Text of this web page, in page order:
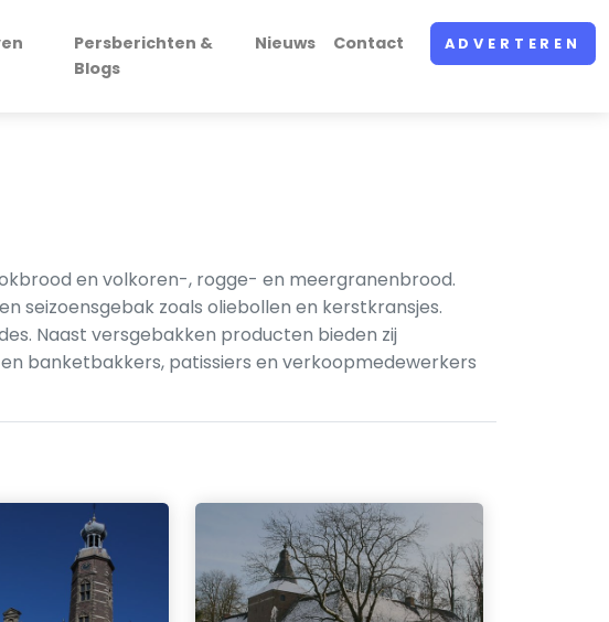
Persberichten &
Blogs
Nieuws Contact ADVERTEREN
en volkoren-, rogge- en meergranenbrood.
seizoensgebak zoals oliebollen en kerstkransjes.
Naast versgebakken producten bieden zij
banketbakkers, patissiers en verkoopmedewerkers